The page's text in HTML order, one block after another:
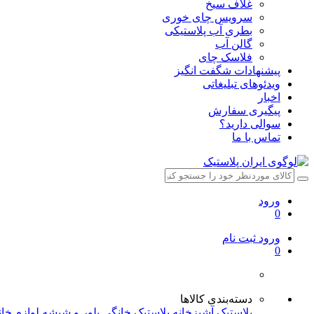
غلاف سیخ
سرویس چای خوری
بطری آب پلاستیکی
گالن آب
فلاسک چای
پیشنهادات شگفت انگیز
ویدئوهای تبلیغاتی
اخبار
پیگیری سفارش
سوالی دارید؟
تماس با ما
ورود
0
ورود ثبت نام
0
دسته‌بندی کالاها